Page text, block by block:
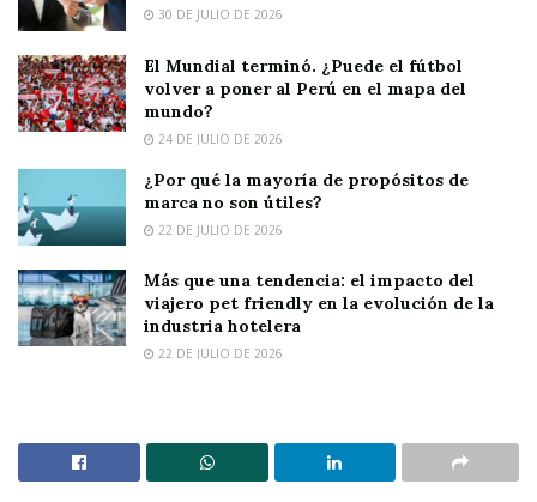
30 DE JULIO DE 2026
El Mundial terminó. ¿Puede el fútbol
volver a poner al Perú en el mapa del
mundo?
24 DE JULIO DE 2026
¿Por qué la mayoría de propósitos de
marca no son útiles?
22 DE JULIO DE 2026
Más que una tendencia: el impacto del
viajero pet friendly en la evolución de la
industria hotelera
22 DE JULIO DE 2026